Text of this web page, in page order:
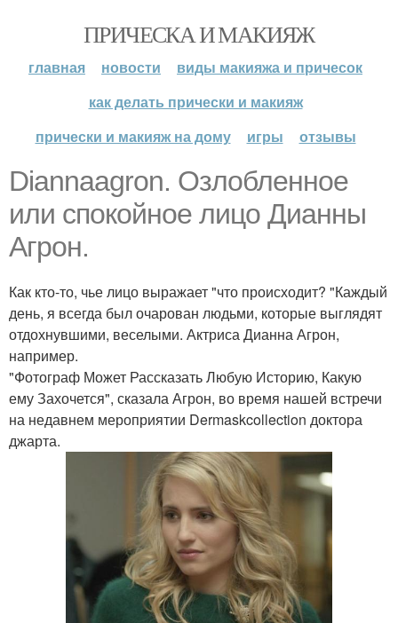
ПРИЧЕСКА И МАКИЯЖ
главная новости
виды макияжа и причесок
как делать прически и макияж
прически и макияж на дому
игры отзывы
Diannaagron. Озлобленное
или спокойное лицо Дианны
Агрон.
Как кто-то, чье лицо выражает "что происходит? "Каждый
день, я всегда был очарован людьми, которые выглядят
отдохнувшими, веселыми. Актриса Дианна Агрон,
например.
"Фотограф Может Рассказать Любую Историю, Какую
ему Захочется", сказала Агрон, во время нашей встречи
на недавнем мероприятии Dermaskcollection доктора
джарта.